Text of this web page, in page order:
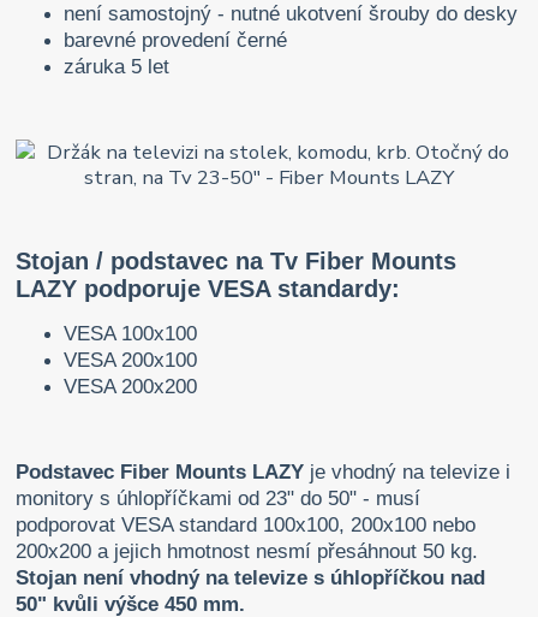
není samostojný - nutné ukotvení šrouby do desky
barevné provedení černé
záruka 5 let
Stojan / podstavec na Tv Fiber Mounts
LAZY podporuje VESA standardy:
VESA 100x100
VESA 200x100
VESA 200x200
Podstavec Fiber Mounts LAZY je vhodný na televize i
monitory s úhlopříčkami od 23" do 50" - musí
podporovat VESA standard 100x100, 200x100 nebo
200x200 a jejich hmotnost nesmí přesáhnout 50 kg.
Stojan není vhodný na televize s úhlopříčkou nad
50" kvůli výšce 450 mm.